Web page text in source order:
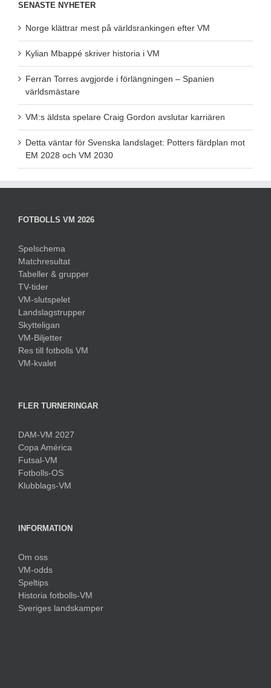
SENASTE NYHETER
Norge klättrar mest på världsrankingen efter VM
Kylian Mbappé skriver historia i VM
Ferran Torres avgjorde i förlängningen – Spanien
världsmästare
VM:s äldsta spelare Craig Gordon avslutar karriären
Detta väntar för Svenska landslaget: Potters färdplan mot
EM 2028 och VM 2030
FOTBOLLS VM 2026
Spelschema
Matchresultat
Tabeller & grupper
TV-tider
VM-slutspelet
Landslagstrupper
Skytteligan
VM-Biljetter
Res till fotbolls VM
VM-kvalet
FLER TURNERINGAR
DAM-VM 2027
Copa América
Futsal-VM
Fotbolls-OS
Klubblags-VM
INFORMATION
Om oss
VM-odds
Speltips
Historia fotbolls-VM
Sveriges landskamper